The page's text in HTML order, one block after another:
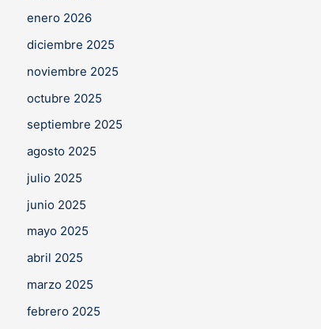
enero 2026
diciembre 2025
noviembre 2025
octubre 2025
septiembre 2025
agosto 2025
julio 2025
junio 2025
mayo 2025
abril 2025
marzo 2025
febrero 2025